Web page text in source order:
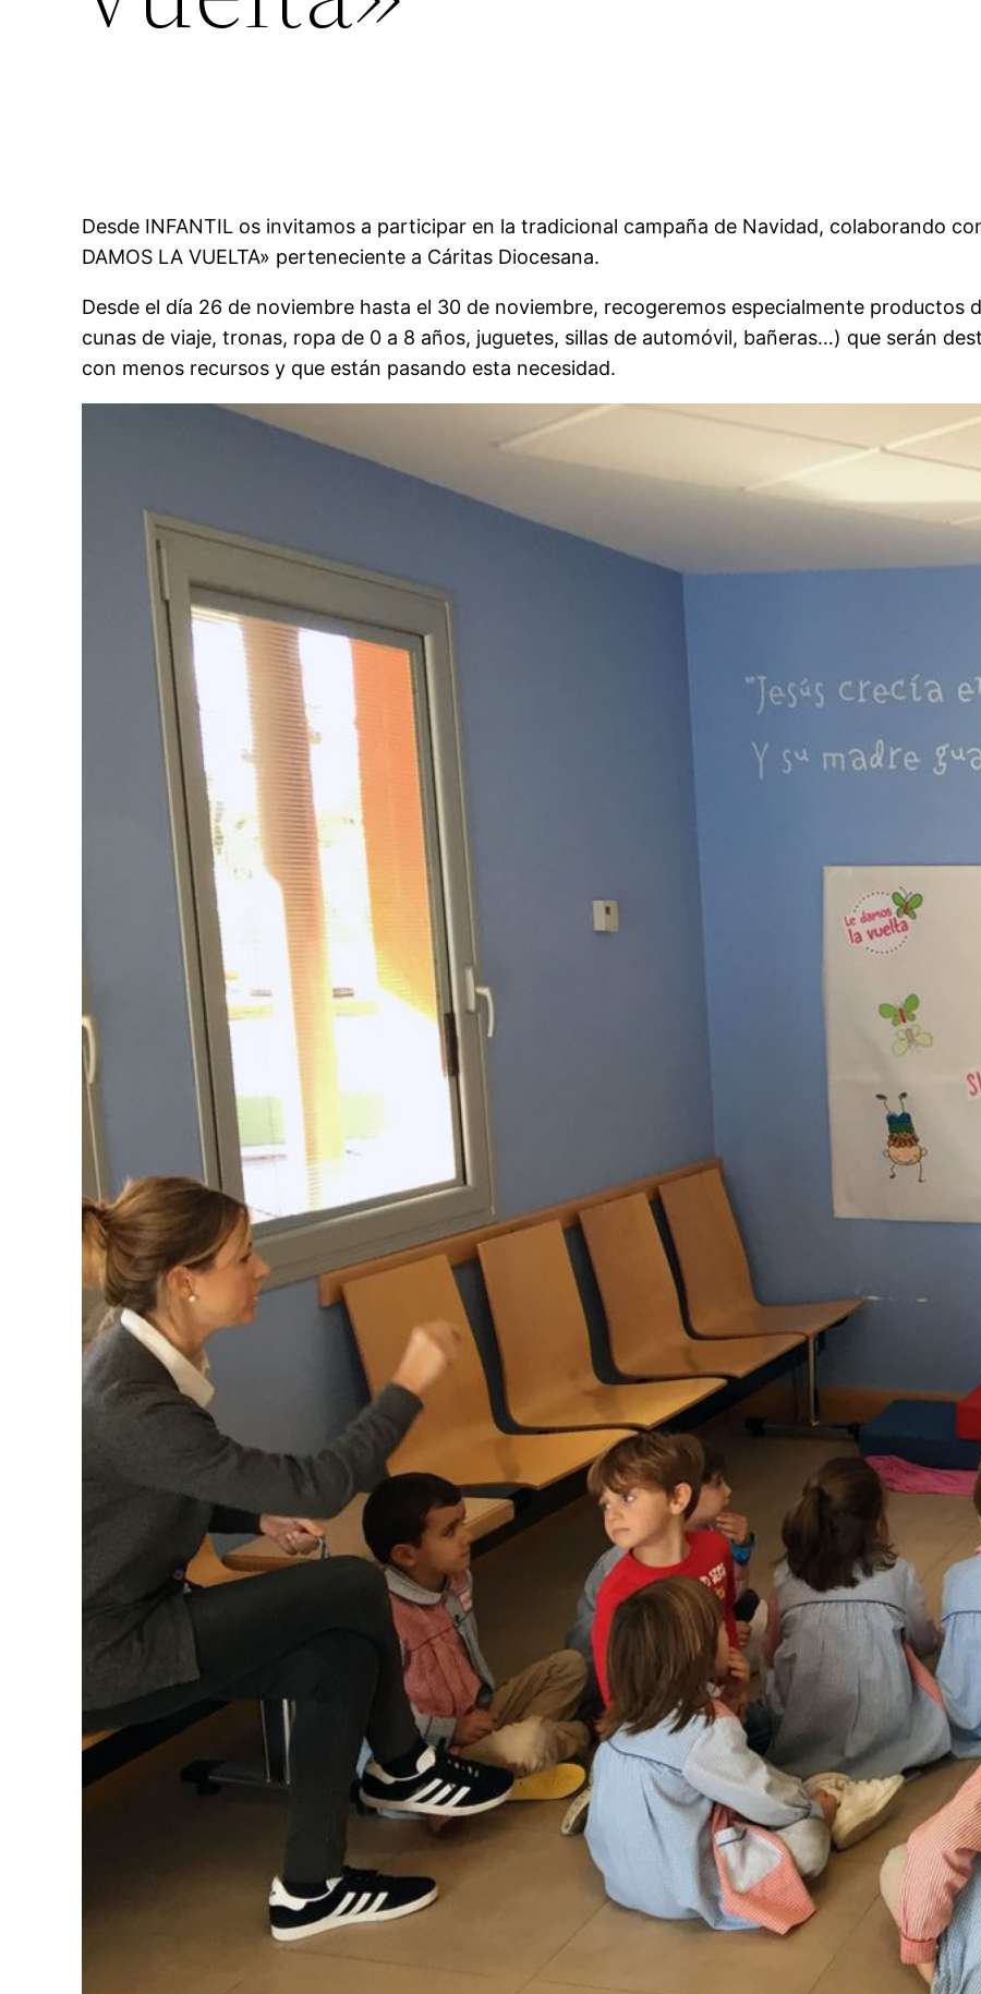
Desde INFANTIL os invitamos a participar en la tradicional campaña de Navidad, colaborando
DAMOS LA VUELTA» perteneciente a Cáritas Diocesana.
Desde el día 26 de noviembre hasta el 30 de noviembre, recogeremos especialmente productos
cunas de viaje, tronas, ropa de 0 a 8 años, juguetes, sillas de automóvil, bañeras…) que serán
con menos recursos y que están pasando esta necesidad.